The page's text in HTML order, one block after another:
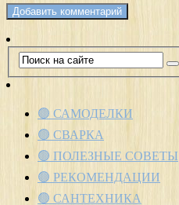
🟢 САМОДЕЛКИ
🟢 СВАРКА
🟢 ПОЛЕЗНЫЕ СОВЕТЫ
🟢 РЕКОМЕНДАЦИИ
🟢 САНТЕХНИКА